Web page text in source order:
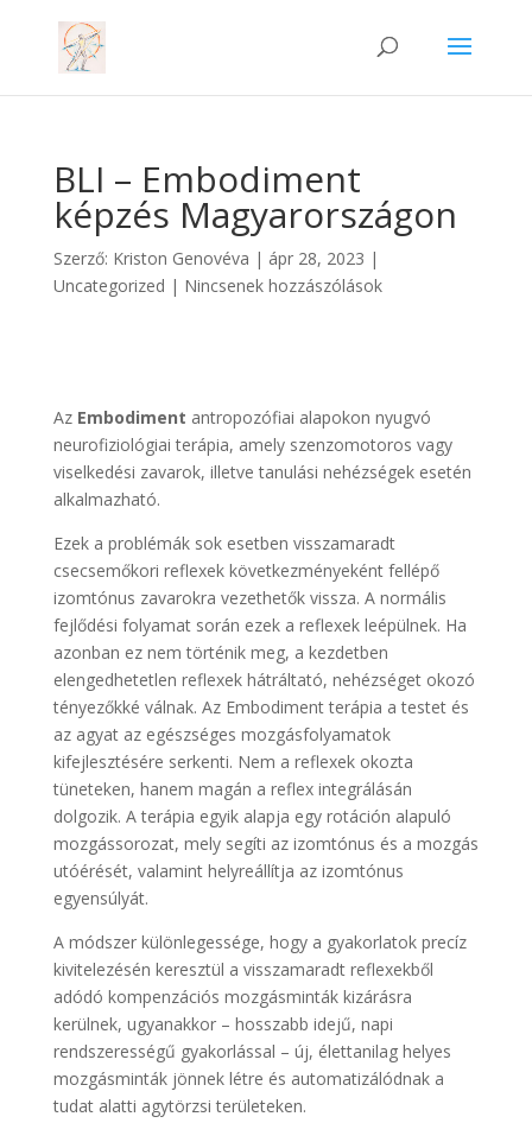
BLI – Embodiment
képzés Magyarországon
Szerző: Kriston Genovéva | ápr 28, 2023 |
Uncategorized | Nincsenek hozzászólások
Az Embodiment antropozófiai alapokon nyugvó
neurofiziológiai terápia, amely szenzomotoros vagy
viselkedési zavarok, illetve tanulási nehézségek esetén
alkalmazható.
Ezek a problémák sok esetben visszamaradt
csecsemőkori reflexek következményeként fellépő
izomtónus zavarokra vezethetők vissza. A normális
fejlődési folyamat során ezek a reflexek leépülnek. Ha
azonban ez nem történik meg, a kezdetben
elengedhetetlen reflexek hátráltató, nehézséget okozó
tényezőkké válnak. Az Embodiment terápia a testet és
az agyat az egészséges mozgásfolyamatok
kifejlesztésére serkenti. Nem a reflexek okozta
tüneteken, hanem magán a reflex integrálásán
dolgozik. A terápia egyik alapja egy rotáción alapuló
mozgássorozat, mely segíti az izomtónus és a mozgás
utóérését, valamint helyreállítja az izomtónus
egyensúlyát.
A módszer különlegessége, hogy a gyakorlatok precíz
kivitelezésén keresztül a visszamaradt reflexekből
adódó kompenzációs mozgásminták kizárásra
kerülnek, ugyanakkor – hosszabb idejű, napi
rendszerességű gyakorlással – új, élettanilag helyes
mozgásminták jönnek létre és automatizálódnak a
tudat alatti agytörzsi területeken.